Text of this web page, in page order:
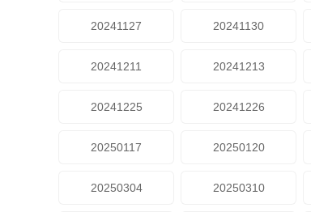
20241127 20241130
20241211 20241213
20241225 20241226
20250117 20250120
20250304 20250310